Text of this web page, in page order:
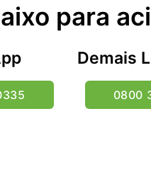
para
Demais
0800